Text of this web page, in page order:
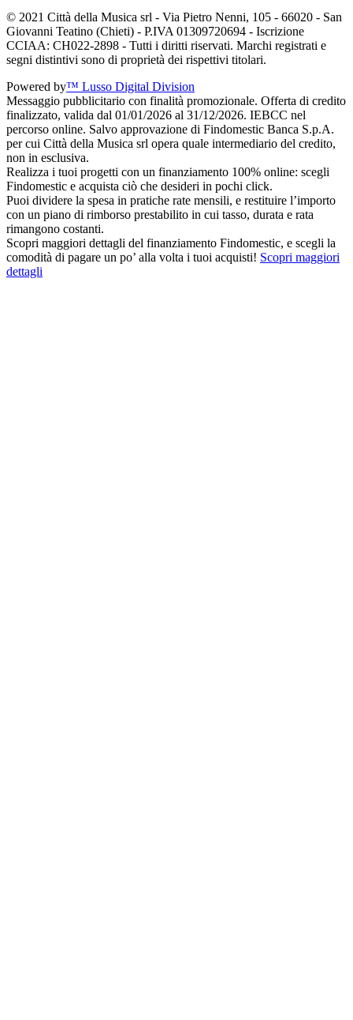
© 2021 Città della Musica srl - Via Pietro Nenni, 105 - 66020 - San
Giovanni Teatino (Chieti) - P.IVA 01309720694 - Iscrizione
CCIAA: CH022-2898 - Tutti i diritti riservati. Marchi registrati e
segni distintivi sono di proprietà dei rispettivi titolari.
Powered by™ Lusso Digital Division
Messaggio pubblicitario con finalità promozionale. Offerta di credito
finalizzato, valida dal 01/01/2026 al 31/12/2026. IEBCC nel
percorso online. Salvo approvazione di Findomestic Banca S.p.A.
per cui Città della Musica srl opera quale intermediario del credito,
non in esclusiva.
Realizza i tuoi progetti con un finanziamento 100% online: scegli
Findomestic e acquista ciò che desideri in pochi click.
Puoi dividere la spesa in pratiche rate mensili, e restituire l’importo
con un piano di rimborso prestabilito in cui tasso, durata e rata
rimangono costanti.
Scopri maggiori dettagli del finanziamento Findomestic, e scegli la
comodità di pagare un po’ alla volta i tuoi acquisti! Scopri maggiori
dettagli